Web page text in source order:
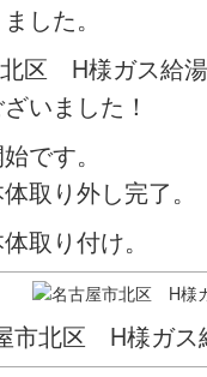
した。
です。
取り外し完了。
取り付け。
市北区 H様ガス